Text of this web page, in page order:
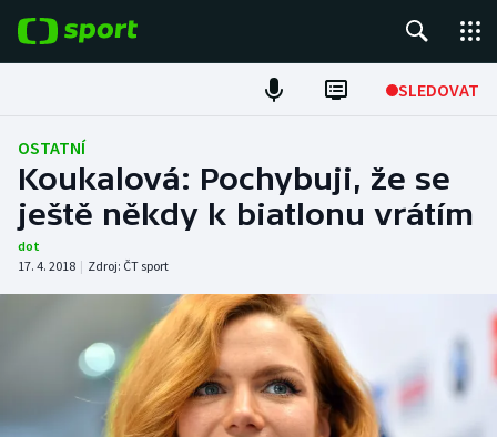
SLEDOVAT
Fotbal
Hokej
Atletika
Cyklistika
DALŠÍ SPORTY
OSTATNÍ
Koukalová: Pochybuji, že se
ještě někdy k biatlonu vrátím
dot
17. 4. 2018 | Zdroj: ČT sport